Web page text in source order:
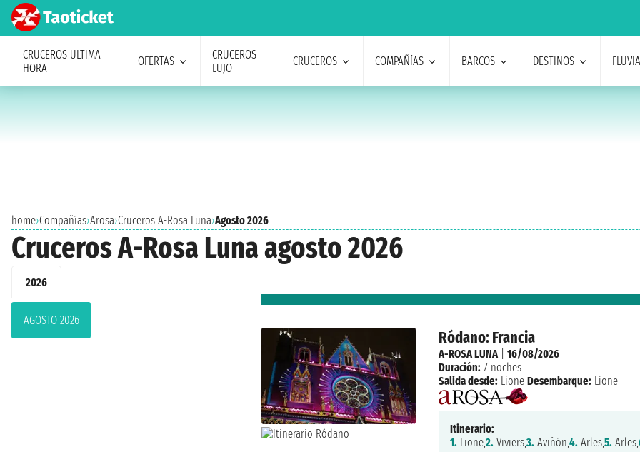
CRUCEROS ULTIMA
HORA
OFERTAS
CRUCEROS
LUJO
CRUCEROS COMPAÑÍAS BARCOS DESTINOS
home›Compañías›Arosa›Cruceros A-Rosa Luna›Agosto 2026
Cruceros A-Rosa Luna agosto 2026
2026
AGOSTO 2026
Ródano: Francia
A-ROSA LUNA|16/08/2026
Duración: 7 noches
Salida desde: Lione Desembarque: Lione
Itinerario:
1. Lione,2. Viviers,3. Aviñón,4. Arles,5. Arles,